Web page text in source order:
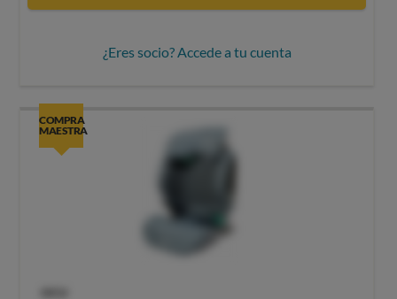
¿Eres socio? Accede a tu cuenta
COMPRA
MAESTRA